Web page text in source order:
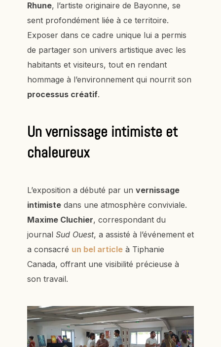
Rhune, l’artiste originaire de Bayonne, se
sent profondément liée à ce territoire.
Exposer dans ce cadre unique lui a permis
de partager son univers artistique avec les
habitants et visiteurs, tout en rendant
hommage à l’environnement qui nourrit son
processus créatif.
Un vernissage intimiste et
chaleureux
L’exposition a débuté par un vernissage
intimiste dans une atmosphère conviviale.
Maxime Cluchier, correspondant du
journal Sud Ouest, a assisté à l’événement et
a consacré un bel article à Tiphanie
Canada, offrant une visibilité précieuse à
son travail.